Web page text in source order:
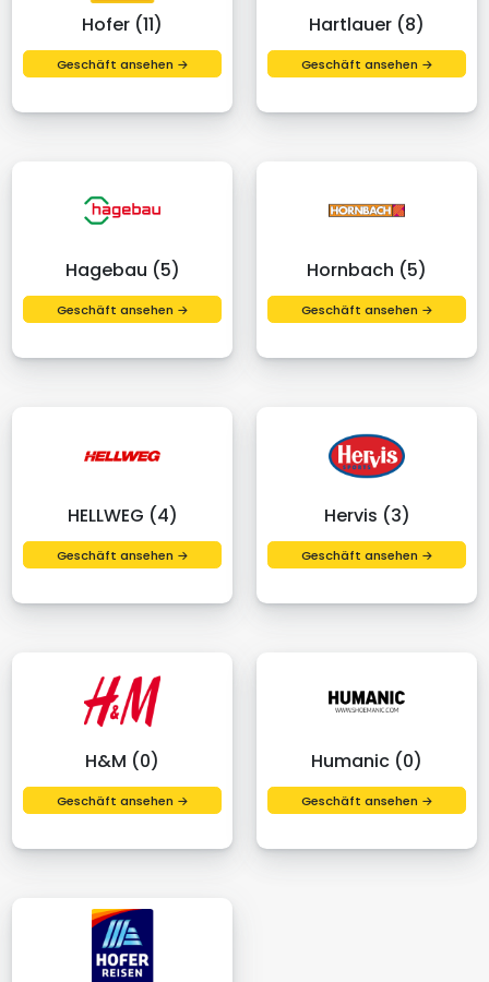
Hofer (11)
Geschäft ansehen →
Hartlauer (8)
Geschäft ansehen →
Hagebau (5)
Geschäft ansehen →
Hornbach (5)
Geschäft ansehen →
HELLWEG (4)
Geschäft ansehen →
Hervis (3)
Geschäft ansehen →
H&M (0)
Geschäft ansehen →
Humanic (0)
Geschäft ansehen →